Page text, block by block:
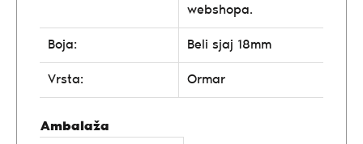
webshopa.
Boja: Beli sjaj 18mm
Vrsta: Ormar
Ambalaža